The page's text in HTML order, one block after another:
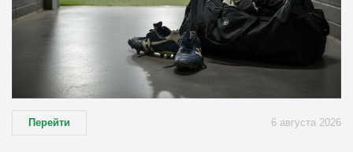
Перейти 6 августа 2026